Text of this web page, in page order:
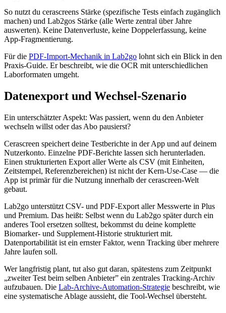
So nutzt du cerascreens Stärke (spezifische Tests einfach zugänglich
machen) und Lab2gos Stärke (alle Werte zentral über Jahre
auswerten). Keine Datenverluste, keine Doppelerfassung, keine
App-Fragmentierung.
Für die PDF-Import-Mechanik in Lab2go lohnt sich ein Blick in den
Praxis-Guide. Er beschreibt, wie die OCR mit unterschiedlichen
Laborformaten umgeht.
Datenexport und Wechsel-Szenario
Ein unterschätzter Aspekt: Was passiert, wenn du den Anbieter
wechseln willst oder das Abo pausierst?
Cerascreen speichert deine Testberichte in der App und auf deinem
Nutzerkonto. Einzelne PDF-Berichte lassen sich herunterladen.
Einen strukturierten Export aller Werte als CSV (mit Einheiten,
Zeitstempel, Referenzbereichen) ist nicht der Kern-Use-Case — die
App ist primär für die Nutzung innerhalb der cerascreen-Welt
gebaut.
Lab2go unterstützt CSV- und PDF-Export aller Messwerte in Plus
und Premium. Das heißt: Selbst wenn du Lab2go später durch ein
anderes Tool ersetzen solltest, bekommst du deine komplette
Biomarker- und Supplement-Historie strukturiert mit.
Datenportabilität ist ein ernster Faktor, wenn Tracking über mehrere
Jahre laufen soll.
Wer langfristig plant, tut also gut daran, spätestens zum Zeitpunkt
„zweiter Test beim selben Anbieter” ein zentrales Tracking-Archiv
aufzubauen. Die Lab-Archive-Automation-Strategie beschreibt, wie
eine systematische Ablage aussieht, die Tool-Wechsel übersteht.